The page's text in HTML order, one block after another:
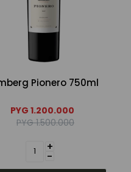
Pionero 750ml
PYG 1.200.000
PYG 1.500.000
+
-